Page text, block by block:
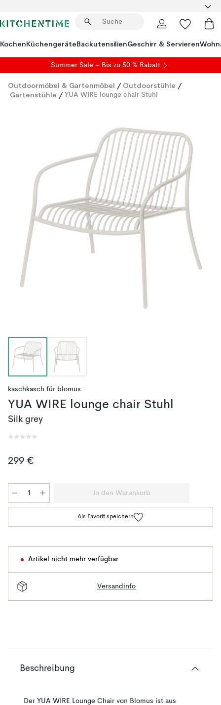
KochenKüchengeräteBackutensilienGeschirr & Servieren
Summer Sale – Bis zu 50 % Rabatt
Outdoormöbel & Gartenmöbel / Outdoorstühle /
Gartenstühle / YUA WIRE lounge chair Stuhl
kaschkasch für blomus
YUA WIRE lounge chair Stuhl
Silk grey
299 €
In den Warenkorb
Als Favorit speichern
Artikel nicht mehr verfügbar
Versandinfo
Beschreibung
Der YUA WIRE Lounge Chair von Blomus ist aus